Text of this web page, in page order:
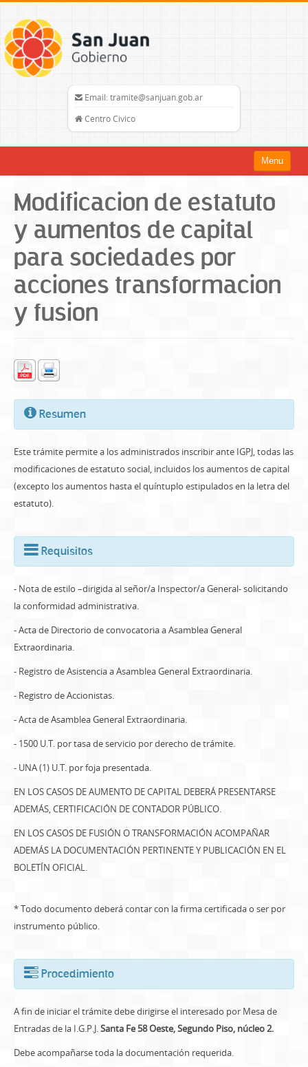
Email: tramite@sanjuan.gob.ar
Centro Civico
Menu
Trámites
Organismos
Mapa del Sitio
sanjuan.gob.ar
Modificacion de estatuto
y aumentos de capital
para sociedades por
acciones transformacion
y fusion
Resumen
Este trámite permite a los administrados inscribir ante IGPJ, todas las
modificaciones de estatuto social, incluidos los aumentos de capital
(excepto los aumentos hasta el quíntuplo estipulados en la letra del
estatuto).
Requisitos
- Nota de estilo –dirigida al señor/a Inspector/a General- solicitando
la conformidad administrativa.
- Acta de Directorio de convocatoria a Asamblea General
Extraordinaria.
- Registro de Asistencia a Asamblea General Extraordinaria.
- Registro de Accionistas.
- Acta de Asamblea General Extraordinaria.
- 1500 U.T. por tasa de servicio por derecho de trámite.
- UNA (1) U.T. por foja presentada.
EN LOS CASOS DE AUMENTO DE CAPITAL DEBERÁ PRESENTARSE
ADEMÁS, CERTIFICACIÓN DE CONTADOR PÚBLICO.
EN LOS CASOS DE FUSIÓN O TRANSFORMACIÓN ACOMPAÑAR
ADEMÁS LA DOCUMENTACIÓN PERTINENTE Y PUBLICACIÓN EN EL
BOLETÍN OFICIAL.
* Todo documento deberá contar con la firma certificada o ser por
instrumento público.
Procedimiento
A fin de iniciar el trámite debe dirigirse el interesado por Mesa de
Entradas de la I.G.P.J.Santa Fe 58 Oeste, Segundo Piso, núcleo 2.
Debe acompañarse toda la documentación requerida.